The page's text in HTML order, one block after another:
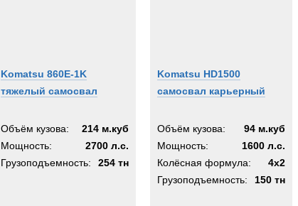
10x10
Komatsu 860E-1K
тяжелый самосвал
Объём кузова:
214 м.куб
Мощность:
2700 л.с.
Грузоподъемность:
254 тн
Komatsu HD1500
самосвал карьерный
Объём кузова:
94 м.куб
Мощность:
1600 л.с.
Колёсная формула:
4х2
Грузоподъемность:
150 тн